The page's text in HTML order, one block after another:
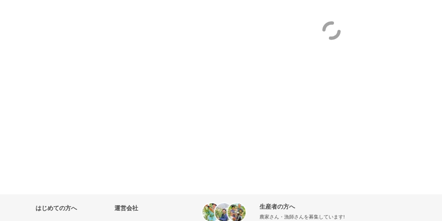
はじめての方へ 運営会社 生産者の方へ
農家さん・漁師さんを募集しています!